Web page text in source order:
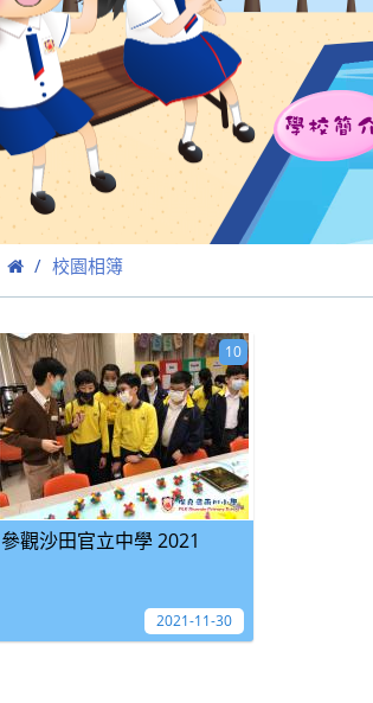
學校簡介
校園相簿
參觀沙田官立中學 2021
10
2021-11-30